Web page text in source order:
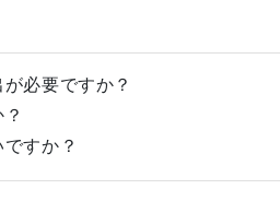
必要ですか？
すか？